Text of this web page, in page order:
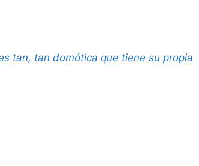
tan, tan domótica que tiene su propia